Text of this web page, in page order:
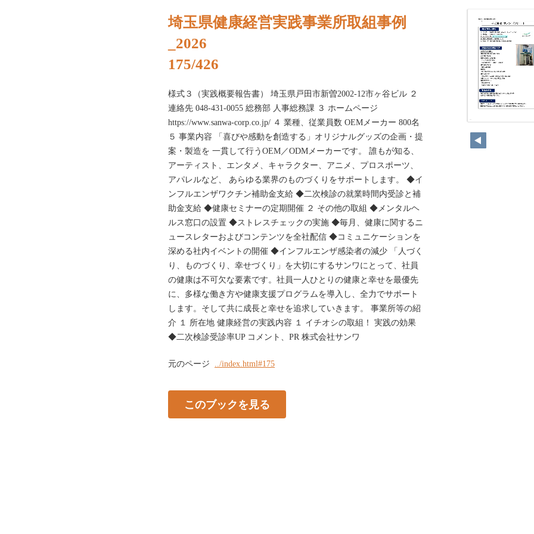
158
埼玉県健康経営実践事業所取組事例
_2026
175/426
様式３（実践概要報告書） 埼玉県戸田市新曽2002-12市ヶ谷ビル ２
連絡先 048-431-0055 総務部 人事総務課 ３ ホームページ
https://www.sanwa-corp.co.jp/ ４ 業種、従業員数 OEMメーカー 800名
５ 事業内容 「喜びや感動を創造する」オリジナルグッズの企画・提
案・製造を 一貫して行うOEM／ODMメーカーです。 誰もが知る、
アーティスト、エンタメ、キャラクター、アニメ、プロスポーツ、
アパレルなど、 あらゆる業界のものづくりをサポートします。 ◆イ
ンフルエンザワクチン補助金支給 ◆二次検診の就業時間内受診と補
助金支給 ◆健康セミナーの定期開催 ２ その他の取組 ◆メンタルヘ
ルス窓口の設置 ◆ストレスチェックの実施 ◆毎月、健康に関するニ
ュースレターおよびコンテンツを全社配信 ◆コミュニケーションを
深める社内イベントの開催 ◆インフルエンザ感染者の減少 「人づく
り、ものづくり、幸せづくり」を大切にするサンワにとって、社員
の健康は不可欠な要素です。社員一人ひとりの健康と幸せを最優先
に、多様な働き方や健康支援プログラムを導入し、全力でサポート
します。そして共に成長と幸せを追求していきます。 事業所等の紹
介 １ 所在地 健康経営の実践内容 １ イチオシの取組！ 実践の効果
◆二次検診受診率UP コメント、PR 株式会社サンワ
元のページ ../index.html#175
このブックを見る